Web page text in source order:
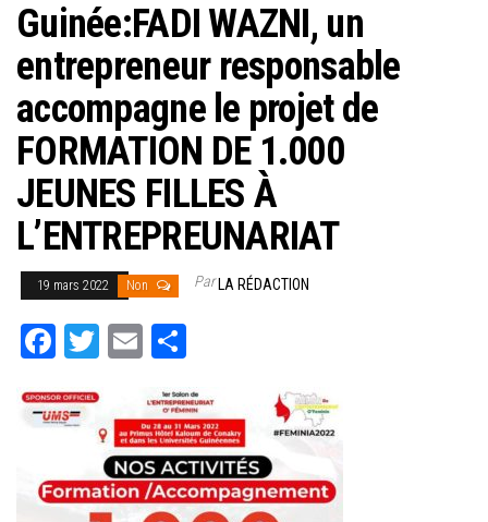
Guinée:FADI WAZNI, un
entrepreneur responsable
accompagne le projet de
FORMATION DE 1.000
JEUNES FILLES À
L’ENTREPREUNARIAT
19 mars 2022 Non ParLA RÉDACTION
Fa
bo
T
tt
er
E
ail
rt
ag
er